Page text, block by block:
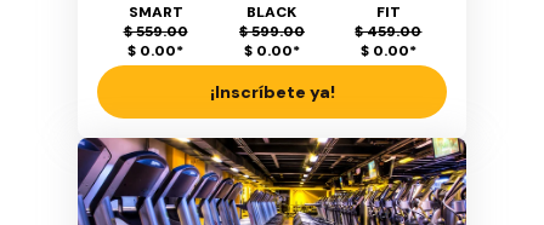
SMART
$ 559.00
$ 0.00*
BLACK
$ 599.00
$ 0.00*
FIT
$ 459.00
$ 0.00*
¡Inscríbete ya!